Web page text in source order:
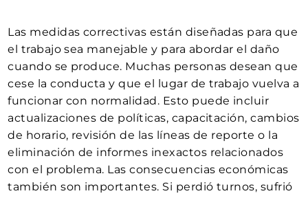
Las medidas correctivas están diseñadas para que
el trabajo sea manejable y para abordar el daño
cuando se produce. Muchas personas desean que
cese la conducta y que el lugar de trabajo vuelva a
funcionar con normalidad. Esto puede incluir
actualizaciones de políticas, capacitación, cambios
de horario, revisión de las líneas de reporte o la
eliminación de informes inexactos relacionados
con el problema. Las consecuencias económicas
también son importantes. Si perdió turnos, sufrió